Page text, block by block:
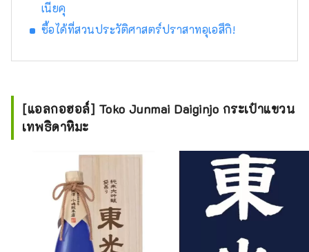
เนียคุ
ซื้อได้ที่สวนประวัติศาสตร์ปราสาทอุเอสึกิ!
[แอลกอฮอล์] Toko Junmai Daiginjo กระเป๋าแขวน
เทพธิดาหิมะ